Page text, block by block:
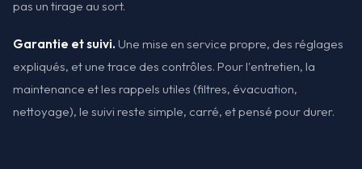
pas un tirage au sort.
Garantie et suivi. Une mise en service propre, des réglages
expliqués, et une trace des contrôles. Pour l'entretien, la
maintenance et les rappels utiles (filtres, évacuation,
nettoyage), le suivi reste simple, carré, et pensé pour durer.